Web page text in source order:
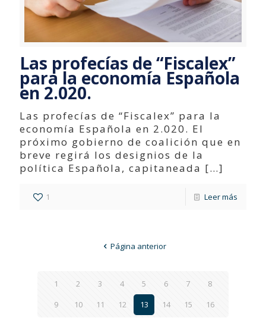
Las profecías de “Fiscalex”
para la economía Española
en 2.020.
Las profecías de “Fiscalex” para la
economía Española en 2.020. El
próximo gobierno de coalición que en
breve regirá los designios de la
política Española, capitaneada […]
1 Leer más
Página anterior
1 2 3 4 5 6 7
8
9
10 11 12 13 14 15 16